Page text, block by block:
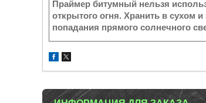
Праймер битумный нельзя
открытого огня. Хранить в сухом
попадания прямого солнечного